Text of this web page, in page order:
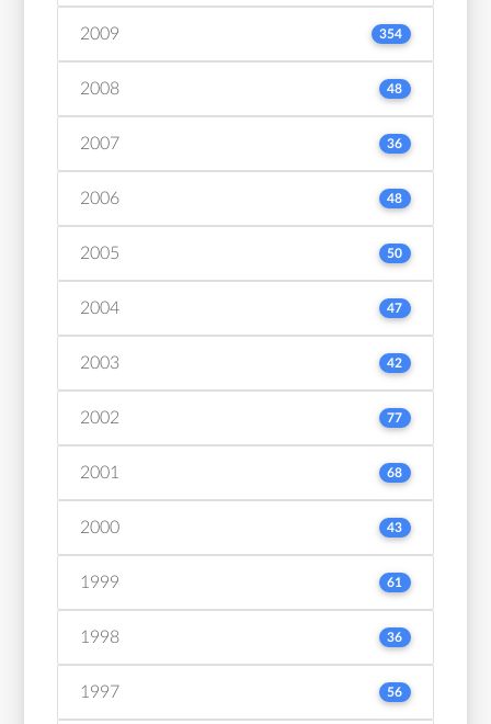
2009 354
2008 48
2007 36
2006 48
2005 50
2004 47
2003 42
2002 77
2001 68
2000 43
1999 61
1998 36
1997 56